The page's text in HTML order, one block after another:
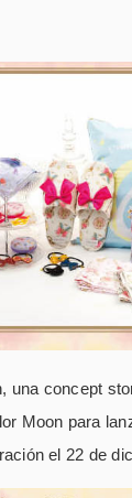
una concept
Moon para
el 22 de